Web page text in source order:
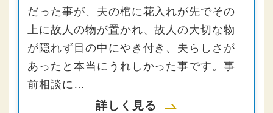
だった事が、夫の棺に花入れが先でその
上に故人の物が置かれ、故人の大切な物
が隠れず目の中にやき付き、夫らしさが
あったと本当にうれしかった事です。事
前相談に…
詳しく見る